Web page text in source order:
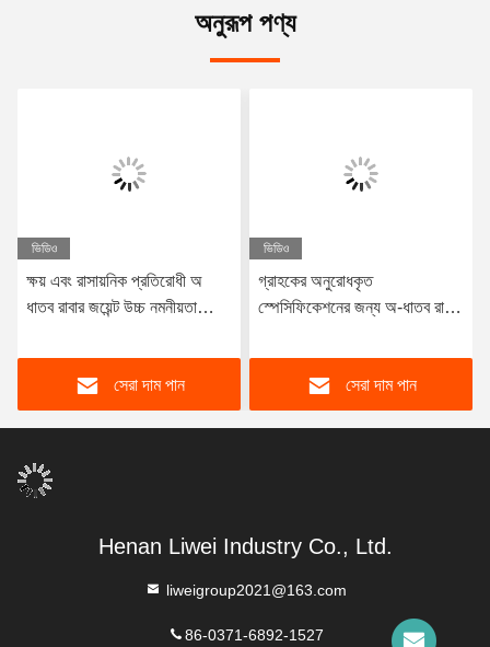
অনুরূপ পণ্য
ভিডিও
ক্ষয় এবং রাসায়নিক প্রতিরোধী অ
ধাতব রাবার জয়েন্ট উচ্চ নমনীয়তা
অবস্থার মধ্যে সীল জন্য ডিজাইন
সেরা দাম পান
ভিডিও
গ্রাহকের অনুরোধকৃত
স্পেসিফিকেশনের জন্য অ-ধাতব রাবার
সেরা দাম পান
Henan Liwei Industry Co., Ltd.
liweigroup2021@163.com
86-0371-6892-1527